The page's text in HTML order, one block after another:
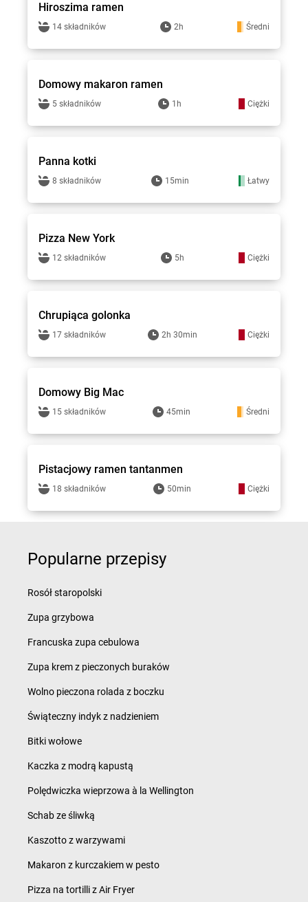
Hiroszima ramen
14 składników 2h Średni
Top Gar
Domowy makaron ramen
5 składników 1h Ciężki
Top Gar
Panna kotki
8 składników 15min Łatwy
Top Gar
Pizza New York
12 składników 5h Ciężki
Top Gar
Chrupiąca golonka
17 składników 2h 30min Ciężki
Top Gar
Domowy Big Mac
15 składników 45min Średni
Top Gar
Pistacjowy ramen tantanmen
18 składników 50min Ciężki
Popularne przepisy
Rosół staropolski
Zupa grzybowa
Francuska zupa cebulowa
Zupa krem z pieczonych buraków
Wolno pieczona rolada z boczku
Świąteczny indyk z nadzieniem
Bitki wołowe
Kaczka z modrą kapustą
Polędwiczka wieprzowa à la Wellington
Schab ze śliwką
Kaszotto z warzywami
Makaron z kurczakiem w pesto
Pizza na tortilli z Air Fryer